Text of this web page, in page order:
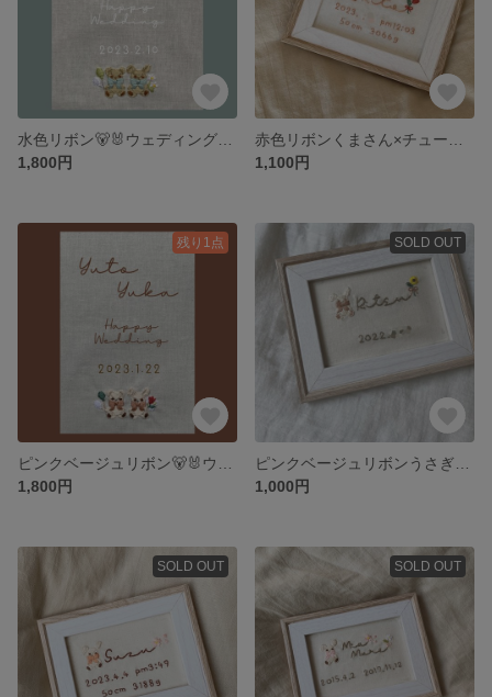
1,800円
1,100円
残り1点
1,800円
SOLD OUT
1,000円
SOLD OUT SOLD OUT